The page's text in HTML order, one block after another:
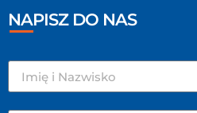
NAPISZ DO NAS